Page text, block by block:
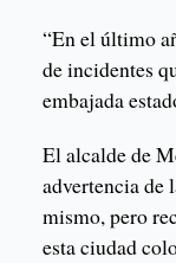
“En el último
de incidentes
embajada
El alcalde de
advertencia de
mismo, pero
esta ciudad